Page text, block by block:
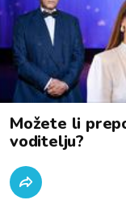
Možete li
voditelju?